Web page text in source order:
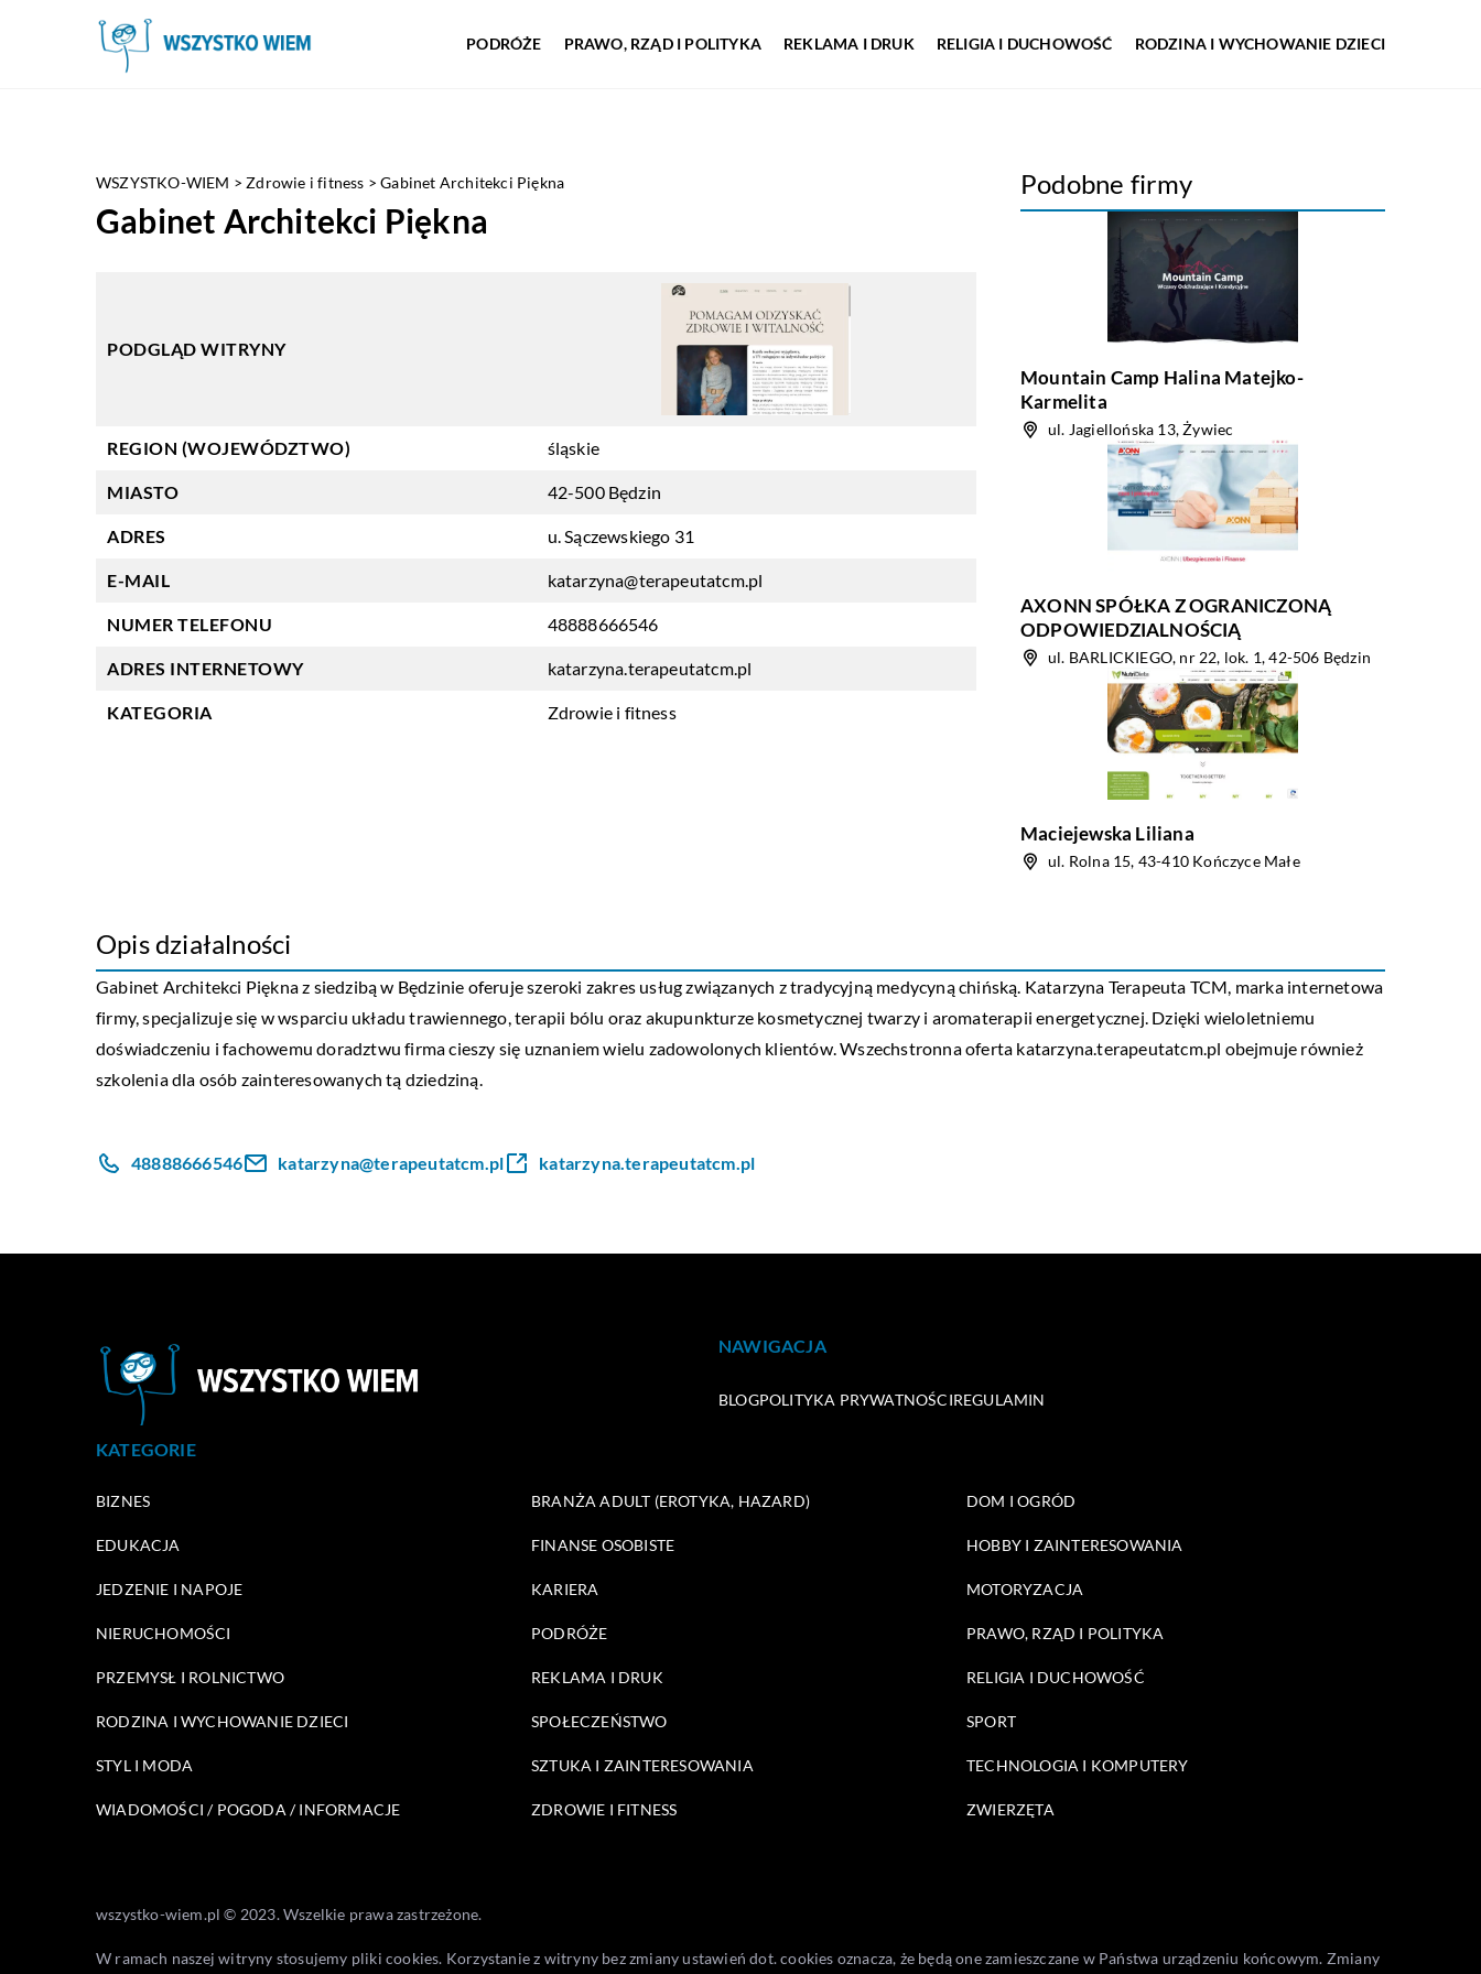
PODRÓŻE PRAWO, RZĄD I POLITYKA REKLAMA I DRUK RELIGIA I DUCHOWOŚĆ RODZINA I WYCHOWANIE DZIECI
WSZYSTKO-WIEM >Zdrowie i fitness >Gabinet Architekci Piękna
Gabinet Architekci Piękna
PODGLĄD WITRYNY
REGION (WOJEWÓDZTWO) śląskie
MIASTO 42-500 Będzin
ADRES u. Sączewskiego 31
E-MAIL katarzyna@terapeutatcm.pl
NUMER TELEFONU 48888666546
ADRES INTERNETOWY katarzyna.terapeutatcm.pl
KATEGORIA Zdrowie i fitness
Podobne firmy
Mountain Camp Halina Matejko-
Karmelita
ul. Jagiellońska 13, Żywiec
AXONN SPÓŁKA Z OGRANICZONĄ
ODPOWIEDZIALNOŚCIĄ
ul. BARLICKIEGO, nr 22, lok. 1, 42-506 Będzin
Maciejewska Liliana
ul. Rolna 15, 43-410 Kończyce Małe
Opis działalności
Gabinet Architekci Piękna z siedzibą w Będzinie oferuje szeroki zakres usług związanych z tradycyjną medycyną chińską. Katarzyna Terapeuta TCM, marka internetowa
firmy, specjalizuje się w wsparciu układu trawiennego, terapii bólu oraz akupunkturze kosmetycznej twarzy i aromaterapii energetycznej. Dzięki wieloletniemu
doświadczeniu i fachowemu doradztwu firma cieszy się uznaniem wielu zadowolonych klientów. Wszechstronna oferta katarzyna.terapeutatcm.pl obejmuje również
szkolenia dla osób zainteresowanych tą dziedziną.
48888666546 katarzyna@terapeutatcm.pl katarzyna.terapeutatcm.pl
NAWIGACJA
BLOGPOLITYKA PRYWATNOŚCIREGULAMIN
KATEGORIE
BIZNES BRANŻA ADULT (EROTYKA, HAZARD) DOM I OGRÓD
EDUKACJA FINANSE OSOBISTE HOBBY I ZAINTERESOWANIA
JEDZENIE I NAPOJE KARIERA MOTORYZACJA
NIERUCHOMOŚCI PODRÓŻE PRAWO, RZĄD I POLITYKA
PRZEMYSŁ I ROLNICTWO REKLAMA I DRUK RELIGIA I DUCHOWOŚĆ
RODZINA I WYCHOWANIE DZIECI SPOŁECZEŃSTWO SPORT
STYL I MODA SZTUKA I ZAINTERESOWANIA TECHNOLOGIA I KOMPUTERY
WIADOMOŚCI / POGODA / INFORMACJE ZDROWIE I FITNESS ZWIERZĘTA
wszystko-wiem.pl © 2023. Wszelkie prawa zastrzeżone.
W ramach naszej witryny stosujemy pliki cookies. Korzystanie z witryny bez zmiany ustawień dot. cookies oznacza, że będą one zamieszczane w Państwa urządzeniu końcowym. Zmiany